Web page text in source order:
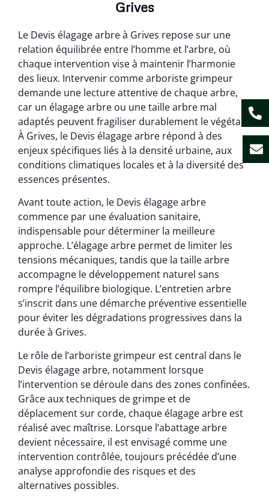
Grives
Le Devis élagage arbre à Grives repose sur une
relation équilibrée entre l’homme et l’arbre, où
chaque intervention vise à maintenir l’harmonie
des lieux. Intervenir comme arboriste grimpeur
demande une lecture attentive de chaque arbre,
car un élagage arbre ou une taille arbre mal
adaptés peuvent fragiliser durablement le végétal.
À Grives, le Devis élagage arbre répond à des
enjeux spécifiques liés à la densité urbaine, aux
conditions climatiques locales et à la diversité des
essences présentes.
Avant toute action, le Devis élagage arbre
commence par une évaluation sanitaire,
indispensable pour déterminer la meilleure
approche. L’élagage arbre permet de limiter les
tensions mécaniques, tandis que la taille arbre
accompagne le développement naturel sans
rompre l’équilibre biologique. L’entretien arbre
s’inscrit dans une démarche préventive essentielle
pour éviter les dégradations progressives dans la
durée à Grives.
Le rôle de l’arboriste grimpeur est central dans le
Devis élagage arbre, notamment lorsque
l’intervention se déroule dans des zones confinées.
Grâce aux techniques de grimpe et de
déplacement sur corde, chaque élagage arbre est
réalisé avec maîtrise. Lorsque l’abattage arbre
devient nécessaire, il est envisagé comme une
intervention contrôlée, toujours précédée d’une
analyse approfondie des risques et des
alternatives possibles.